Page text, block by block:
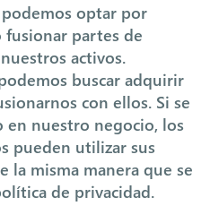
optar por
partes de
activos.
buscar adquirir
con ellos. Si se
en nuestro negocio, los
pueden utilizar sus
la misma manera que se
de privacidad.